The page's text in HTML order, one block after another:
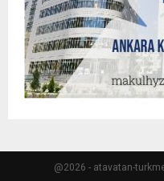
@2026 - atavatan-